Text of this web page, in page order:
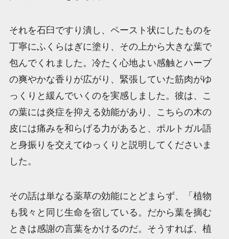
それを石臼ですり潰し、ペースト状にしたものを
丁寧にふくらはぎに塗り、その上から大きな葉で
包んでくれました。冷たく心地よい感触とハーブ
の爽やかな香りが広がり、緊張していた筋肉がゆ
っくりと緩んでいくのを実感しました。彼は、こ
の葉には炎症を抑える効能があり、こちらの木の
皮には痛みを和らげる力があると、ポルトガル語
と身振りを交えてゆっくりと説明してくださいま
した。
その話は単なる薬草の効能にとどまらず、「植物
も我々と同じ生命を宿している。だから葉を摘む
ときは感謝の言葉をかけるのだ。そうすれば、植